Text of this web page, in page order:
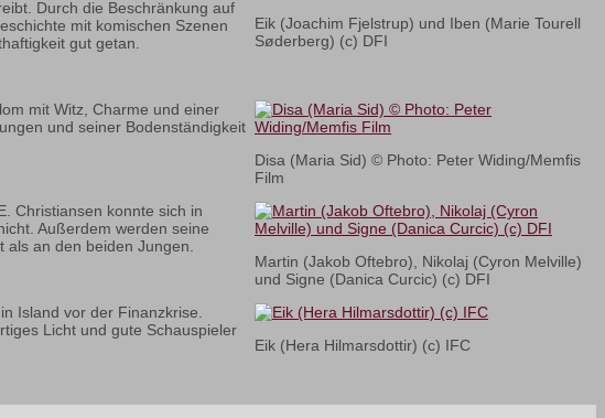
Eik (Joachim Fjelstrup) und Iben (Marie Tourell
Søderberg) (c) DFI
Durch die Beschränkung auf
mit komischen Szenen
gut getan.
Disa (Maria Sid) © Photo: Peter Widing/Memfis
Film
mit Witz, Charme und einer
und seiner Bodenständigkeit
Martin (Jakob Oftebro), Nikolaj (Cyron Melville)
und Signe (Danica Curcic) (c) DFI
Christiansen konnte sich in
Außerdem werden seine
als an den beiden Jungen.
Eik (Hera Hilmarsdottir) (c) IFC
Island vor der Finanzkrise.
Licht und gute Schauspieler